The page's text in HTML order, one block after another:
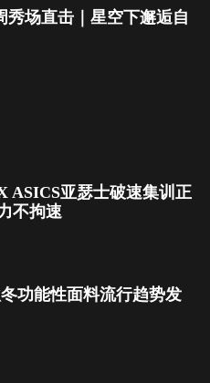
秀场直击｜星空下邂逅自
ASICS亚瑟士破速集训正
不拘速
冬功能性面料流行趋势发